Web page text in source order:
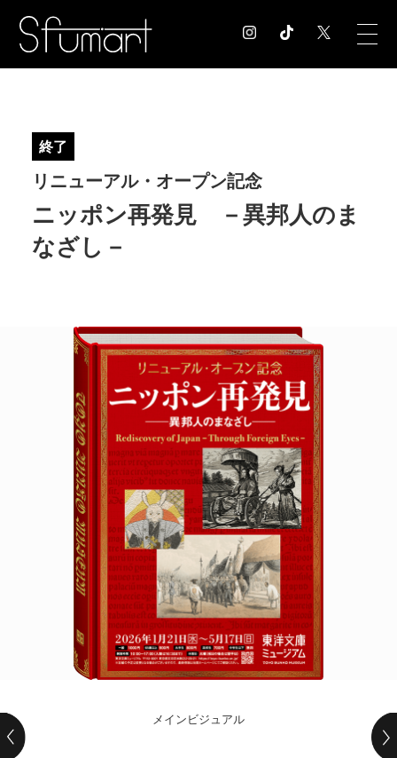
EXHIBITION 展覧会情報
MUSEUM 美術館情報
NEWS
POLICY COMPANY
終了
リニューアル・オープン記念
ニッポン再発見 －異邦人のま
なざし－
メインビジュアル